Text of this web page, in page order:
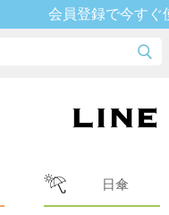
会員登録で今すぐ
日傘